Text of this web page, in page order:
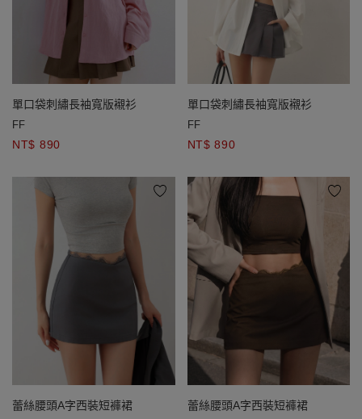
單口袋刺繡長袖寬版襯衫
FF
NT$ 890
單口袋刺繡長袖寬版襯衫
FF
NT$ 890
蕾絲腰頭A字西裝短褲裙 蕾絲腰頭A字西裝短褲裙